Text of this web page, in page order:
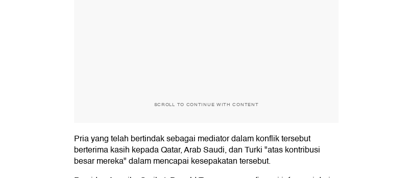
SCROLL TO CONTINUE WITH CONTENT
Pria yang telah bertindak sebagai mediator dalam konflik tersebut
berterima kasih kepada Qatar, Arab Saudi, dan Turki "atas kontribusi
besar mereka" dalam mencapai kesepakatan tersebut.